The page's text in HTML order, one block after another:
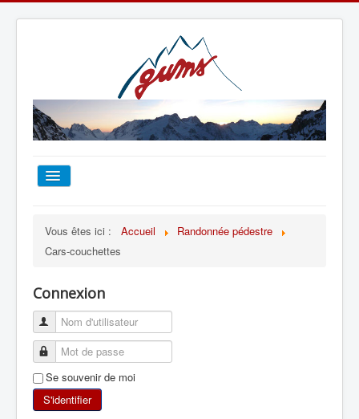
TOUT SUR LE GUMS
ESCALADE
ALPINISME
SKI DE RANDONNÉE
Vous êtes ici : Accueil
Randonnée pédestre
Cars-couchettes
Connexion
Se souvenir de moi
S'identifier